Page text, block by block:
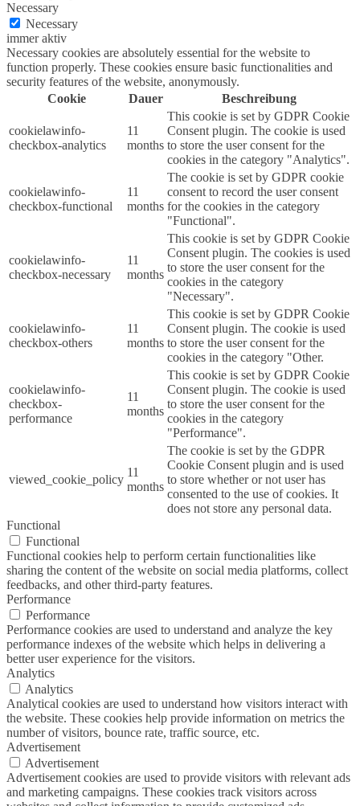
Necessary
Necessary
immer aktiv
Necessary cookies are absolutely essential for the website to
function properly. These cookies ensure basic functionalities and
security features of the website, anonymously.
Cookie
Dauer Beschreibung
cookielawinfo-
checkbox-analytics
11
months
This cookie is set by GDPR Cookie
Consent plugin. The cookie is used
to store the user consent for the
cookies in the category "Analytics".
cookielawinfo-
checkbox-functional
11
months
The cookie is set by GDPR cookie
consent to record the user consent
for the cookies in the category
"Functional".
cookielawinfo-
checkbox-necessary
11
months
This cookie is set by GDPR Cookie
Consent plugin. The cookies is used
to store the user consent for the
cookies in the category
"Necessary".
cookielawinfo-
checkbox-others
11
months
This cookie is set by GDPR Cookie
Consent plugin. The cookie is used
to store the user consent for the
cookies in the category "Other.
cookielawinfo-
checkbox-
performance
11
months
This cookie is set by GDPR Cookie
Consent plugin. The cookie is used
to store the user consent for the
cookies in the category
"Performance".
viewed_cookie_policy
11
months
The cookie is set by the GDPR
Cookie Consent plugin and is used
to store whether or not user has
consented to the use of cookies. It
does not store any personal data.
Functional
Functional
Functional cookies help to perform certain functionalities like
sharing the content of the website on social media platforms, collect
feedbacks, and other third-party features.
Performance
Performance
Performance cookies are used to understand and analyze the key
performance indexes of the website which helps in delivering a
better user experience for the visitors.
Analytics
Analytics
Analytical cookies are used to understand how visitors interact with
the website. These cookies help provide information on metrics the
number of visitors, bounce rate, traffic source, etc.
Advertisement
Advertisement
Advertisement cookies are used to provide visitors with relevant ads
and marketing campaigns. These cookies track visitors across